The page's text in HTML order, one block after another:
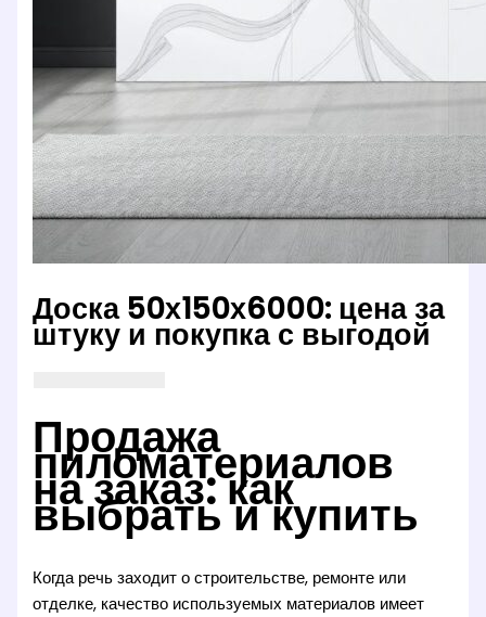
Доска 50х150х6000: цена за
штуку и покупка с выгодой
Продажа
пиломатериалов
на заказ: как
выбрать и купить
Когда речь заходит о строительстве, ремонте или
отделке, качество используемых материалов имеет